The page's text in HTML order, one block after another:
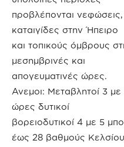
προβλέπονται
καταιγίδες στην Ήπειρο
και τοπικούς όμβρους
μεσημβρινές και
απογευματινές ώρες.
Ανεμοι: Μεταβλητοί 3
ώρες δυτικοί
βορειοδυτικοί 4 με 5
έως 28 βαθμούς